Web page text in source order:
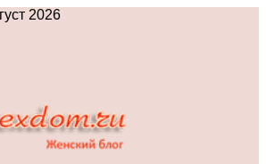
2026